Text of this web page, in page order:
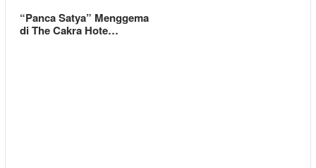
“Panca Satya” Menggema
di The Cakra Hote…